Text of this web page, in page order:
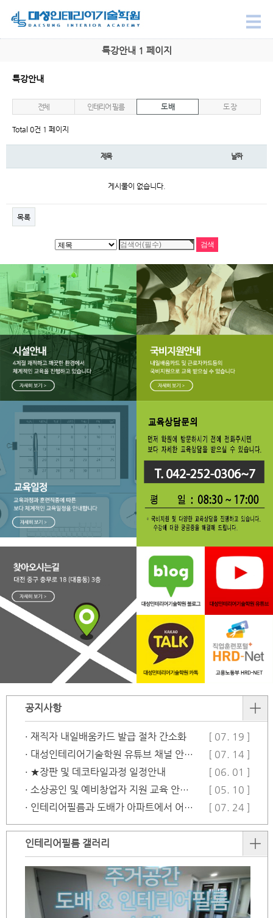
특강안내 1 페이지
특강안내
전체 인테리어 필름 도 배 도 장
Total 0건 1 페이지
제목 날짜
게시물이 없습니다.
목록
공지사항
· 재직자 내일배움카드 발급 절차 간소화
[ 07. 19 ]
· 대성인테리어기술학원 유튜브 채널 안…
[ 07. 14 ]
· ★장판 및 데코타일과정 일정안내
[ 06. 01 ]
· 소상공인 및 예비창업자 지원 교육 안…
[ 05. 10 ]
· 인테리어필름과 도배가 아파트에서 어떻…
[ 07. 24 ]
인테리어필름 갤러리